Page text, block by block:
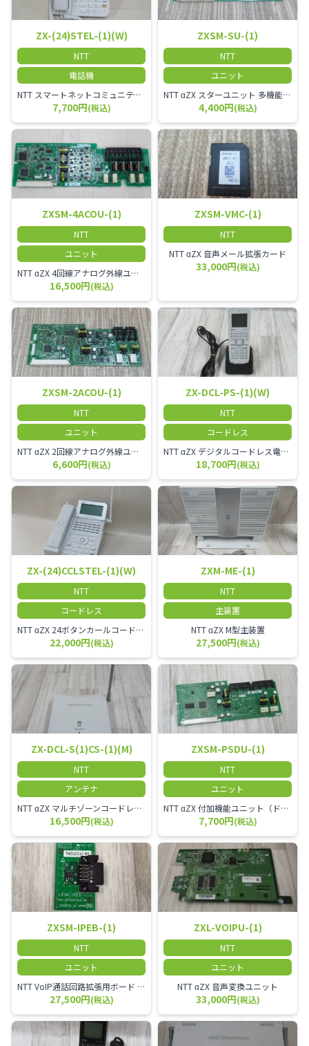
ZX-(24)STEL-(1)(W)
NTT
電話機
NTT スマートネットコミュニティαZX 24ボタンスター標準電話機
7,700円(税込)
ZXSM-SU-(1)
NTT
ユニット
NTT αZX スターユニット 多機能電話機ユニット
4,400円(税込)
ZXSM-4ACOU-(1)
NTT
ユニット
NTT αZX 4回線アナログ外線ユニット アナログ4ch収容ユニット
16,500円(税込)
ZXSM-VMC-(1)
NTT
NTT αZX 音声メール拡張カード
33,000円(税込)
ZXSM-2ACOU-(1)
NTT
ユニット
NTT αZX 2回線アナログ外線ユニット
6,600円(税込)
ZX-DCL-PS-(1)(W)
NTT
コードレス
NTT αZX デジタルコードレス電話機 対応主装置及びアンテナを使用してご利用いただけます。 特に工場や倉庫等、オフィスから離れたところで作業をされている方に適しています。
18,700円(税込)
ZX-(24)CCLSTEL-(1)(W)
NTT
コードレス
NTT αZX 24ボタンカールコードレス電話機 無線タイプ、電話機と子機が離れるタイプのカールコードレス電話機です。 決裁者様等、オフィス内を頻繁に動かれる方のご使用が多いです。
22,000円(税込)
ZXM-ME-(1)
NTT
主装置
NTT αZX M型主装置
27,500円(税込)
ZX-DCL-S(1)CS-(1)(M)
NTT
アンテナ
NTT αZX マルチゾーンコードレススターアンテナ(マスター)
16,500円(税込)
ZXSM-PSDU-(1)
NTT
ユニット
NTT αZX 付加機能ユニット（ドアホンなど）
7,700円(税込)
ZXSM-IPEB-(1)
NTT
ユニット
NTT VoIP通話回路拡張用ボード ZXSM－IP内線ボード－「1」
27,500円(税込)
ZXL-VOIPU-(1)
NTT
ユニット
NTT αZX 音声変換ユニット
33,000円(税込)